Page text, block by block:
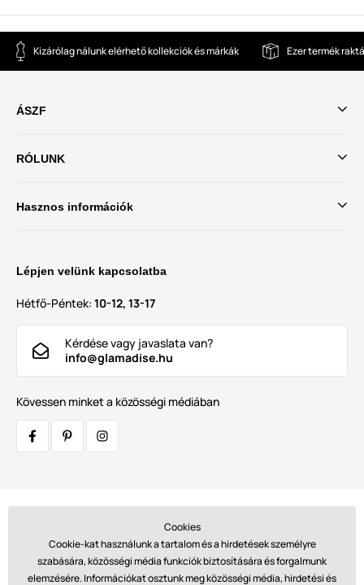
Kizárólag nálunk elérhető kollekciók és márkák Ezer termék
ÁSZF
RÓLUNK
Hasznos információk
Lépjen velünk kapcsolatba
Hétfő-Péntek: 10-12, 13-17
Kérdése vagy javaslata van?
info@glamadise.hu
Kövessen minket a közösségi médiában
Cookies
Cookie-kat használunk a tartalom és a hirdetések személyre
szabására, közösségi média funkciók biztosítására és forgalmunk
elemzésére. Információkat osztunk meg közösségi média, hirdetési és